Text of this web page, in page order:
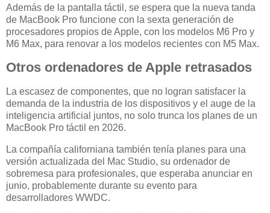
Además de la pantalla táctil, se espera que la nueva tanda
de MacBook Pro funcione con la sexta generación de
procesadores propios de Apple, con los modelos M6 Pro y
M6 Max, para renovar a los modelos recientes con M5 Max.
Otros ordenadores de Apple retrasados
La escasez de componentes, que no logran satisfacer la
demanda de la industria de los dispositivos y el auge de la
inteligencia artificial juntos, no solo trunca los planes de un
MacBook Pro táctil en 2026.
La compañía californiana también tenía planes para una
versión actualizada del Mac Studio, su ordenador de
sobremesa para profesionales, que esperaba anunciar en
junio, probablemente durante su evento para
desarrolladores WWDC.